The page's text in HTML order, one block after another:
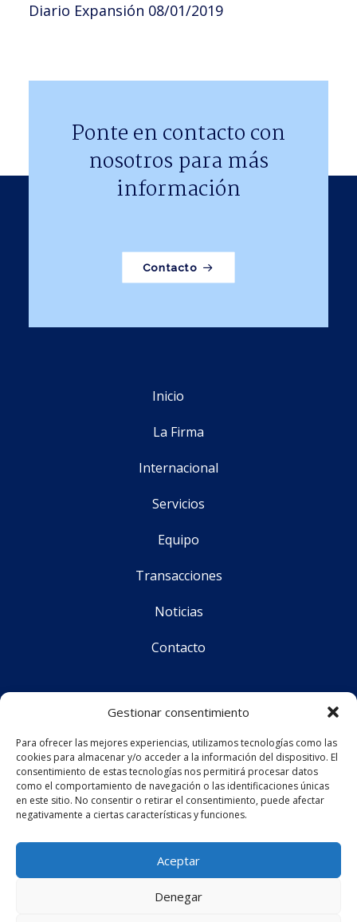
Gestionar consentimiento
Para ofrecer las mejores experiencias, utilizamos tecnologías como las
cookies para almacenar y/o acceder a la información del dispositivo. El
consentimiento de estas tecnologías nos permitirá procesar datos
como el comportamiento de navegación o las identificaciones únicas
en este sitio. No consentir o retirar el consentimiento, puede afectar
negativamente a ciertas características y funciones.
Aceptar
Denegar
Diario Expansión 08/01/2019
Ponte en contacto con
nosotros para más
información
Contacto
Inicio
La Firma
Internacional
Servicios
Equipo
Transacciones
Noticias
Contacto
CS Corporate Advisors © 2025
Aviso legal
Política de privacidad
Política de cookies (UE)